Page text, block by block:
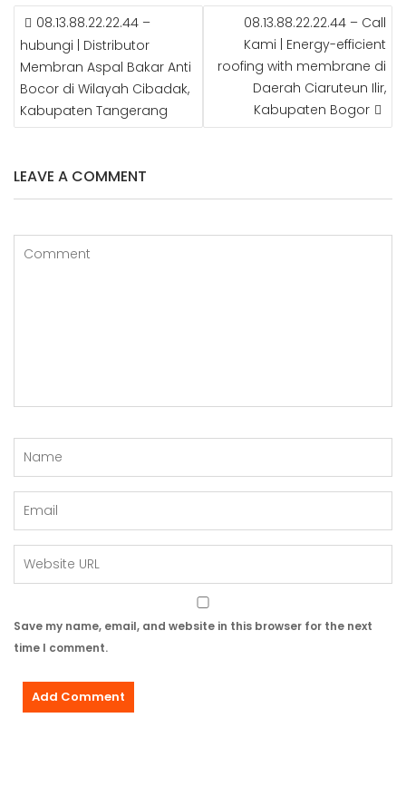
e
b
o
o
k
e
r
g
e
r
r
e
st
n
bl
r
POST
NAVIGATION
08.13.88.22.22.44 –
hubungi | Distributor
Membran Aspal Bakar Anti
Bocor di Wilayah Cibadak,
Kabupaten Tangerang
08.13.88.22.22.44 – Call
Kami | Energy-efficient
roofing with membrane di
Daerah Ciaruteun Ilir,
Kabupaten Bogor
LEAVE A COMMENT
Save my name, email, and website in this browser for the next
time I comment.